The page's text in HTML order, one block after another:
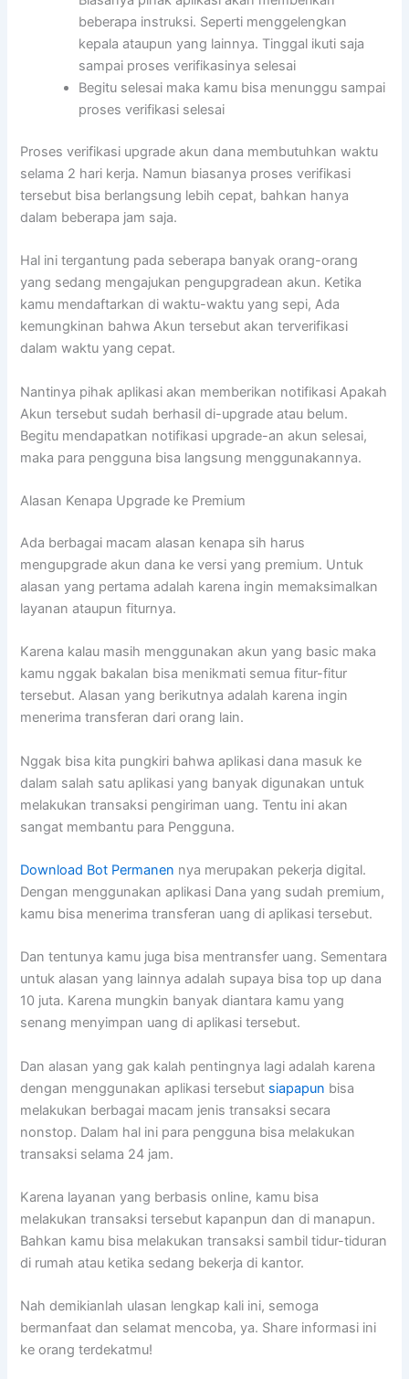
beberapa instruksi. Seperti menggelengkan
kepala ataupun yang lainnya. Tinggal ikuti saja
sampai proses verifikasinya selesai
Begitu selesai maka kamu bisa menunggu sampai
proses verifikasi selesai
Proses verifikasi upgrade akun dana membutuhkan waktu
selama 2 hari kerja. Namun biasanya proses verifikasi
tersebut bisa berlangsung lebih cepat, bahkan hanya
dalam beberapa jam saja.
Hal ini tergantung pada seberapa banyak orang-orang
yang sedang mengajukan pengupgradean akun. Ketika
kamu mendaftarkan di waktu-waktu yang sepi, Ada
kemungkinan bahwa Akun tersebut akan terverifikasi
dalam waktu yang cepat.
Nantinya pihak aplikasi akan memberikan notifikasi Apakah
Akun tersebut sudah berhasil di-upgrade atau belum.
Begitu mendapatkan notifikasi upgrade-an akun selesai,
maka para pengguna bisa langsung menggunakannya.
Alasan Kenapa Upgrade ke Premium
Ada berbagai macam alasan kenapa sih harus
mengupgrade akun dana ke versi yang premium. Untuk
alasan yang pertama adalah karena ingin memaksimalkan
layanan ataupun fiturnya.
Karena kalau masih menggunakan akun yang basic maka
kamu nggak bakalan bisa menikmati semua fitur-fitur
tersebut. Alasan yang berikutnya adalah karena ingin
menerima transferan dari orang lain.
Nggak bisa kita pungkiri bahwa aplikasi dana masuk ke
dalam salah satu aplikasi yang banyak digunakan untuk
melakukan transaksi pengiriman uang. Tentu ini akan
sangat membantu para Pengguna.
Download Bot Permanen nya merupakan pekerja digital.
Dengan menggunakan aplikasi Dana yang sudah premium,
kamu bisa menerima transferan uang di aplikasi tersebut.
Dan tentunya kamu juga bisa mentransfer uang. Sementara
untuk alasan yang lainnya adalah supaya bisa top up dana
10 juta. Karena mungkin banyak diantara kamu yang
senang menyimpan uang di aplikasi tersebut.
Dan alasan yang gak kalah pentingnya lagi adalah karena
dengan menggunakan aplikasi tersebut siapapun bisa
melakukan berbagai macam jenis transaksi secara
nonstop. Dalam hal ini para pengguna bisa melakukan
transaksi selama 24 jam.
Karena layanan yang berbasis online, kamu bisa
melakukan transaksi tersebut kapanpun dan di manapun.
Bahkan kamu bisa melakukan transaksi sambil tidur-tiduran
di rumah atau ketika sedang bekerja di kantor.
Nah demikianlah ulasan lengkap kali ini, semoga
bermanfaat dan selamat mencoba, ya. Share informasi ini
ke orang terdekatmu!